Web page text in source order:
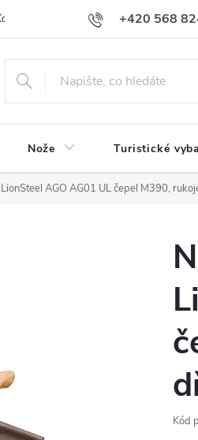
+420 568
Doprava a platba
Nože Turistické
AGO AG01 UL čepel M390,
Kód